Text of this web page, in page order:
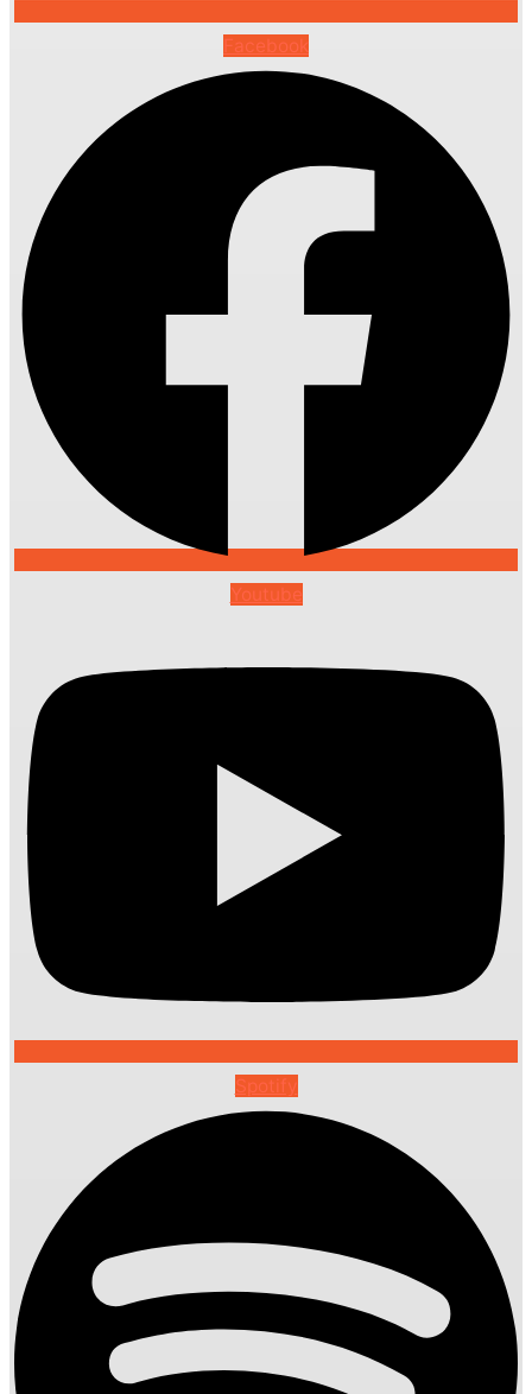
Facebook
Youtube
Spotify